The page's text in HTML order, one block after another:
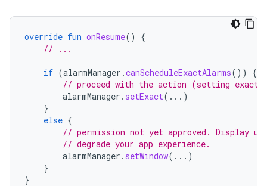
override fun onResume()
{
// ...
if (alarmManager .canScheduleExactAlarms())
{
// proceed with the action (setting exact
alarmManager . setExact(...)
}
else {
// permission not yet approved. Display
// degrade your app experience.
alarmManager . setWindow(...)
}
}